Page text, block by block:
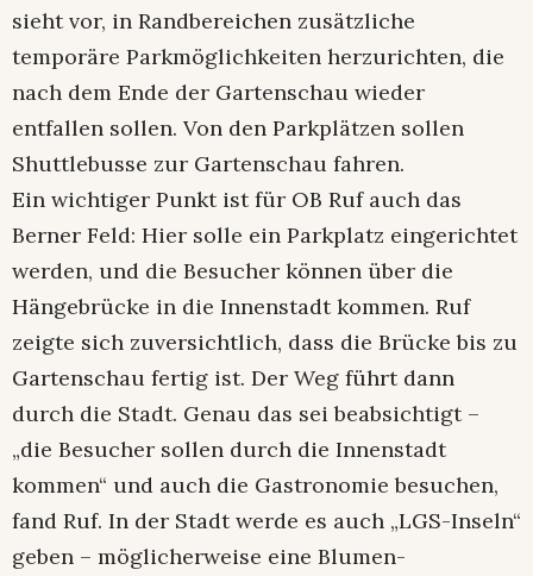
sieht vor, in Randbereichen zusätzliche
temporäre Parkmöglichkeiten herzurichten, die
nach dem Ende der Gartenschau wieder
entfallen sollen. Von den Parkplätzen sollen
Shuttlebusse zur Gartenschau fahren.
Ein wichtiger Punkt ist für OB Ruf auch das
Berner Feld: Hier solle ein Parkplatz eingerichtet
werden, und die Besucher können über die
Hängebrücke in die Innenstadt kommen. Ruf
zeigte sich zuversichtlich, dass die Brücke bis zu
Gartenschau fertig ist. Der Weg führt dann
durch die Stadt. Genau das sei beabsichtigt –
„die Besucher sollen durch die Innenstadt
kommen“ und auch die Gastronomie besuchen,
fand Ruf. In der Stadt werde es auch „LGS-Inseln“
geben – möglicherweise eine Blumen-